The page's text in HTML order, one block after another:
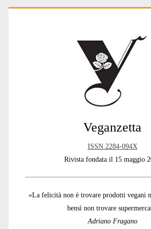
Primary
Veganzetta
ISSN 2284-094X
Rivista fondata il 15 maggio
«La felicità non è trovare prodotti vegani
bensì non trovare
Adriano Fragano